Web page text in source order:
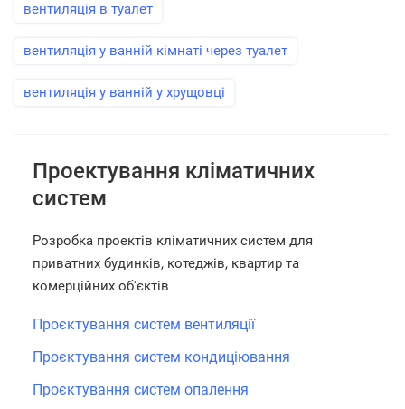
вентиляція в туалет
вентиляція у ванній кімнаті через туалет
вентиляція у ванній у хрущовці
Проектування кліматичних
систем
Розробка проектів кліматичних систем для
приватних будинків, котеджів, квартир та
комерційних об'єктів
Проєктування систем вентиляції
Проєктування систем кондиціювання
Проєктування систем опалення